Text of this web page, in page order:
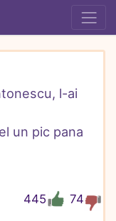
l-ai
un pic pana
74
445